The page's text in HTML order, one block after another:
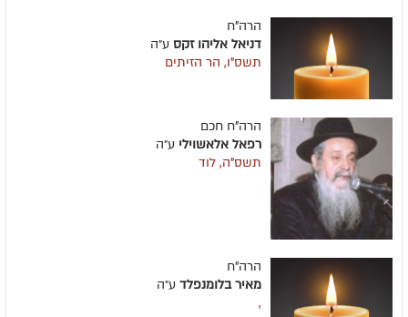
הרה"ח
דניאל אליהו זקס ע״ה
תשס"ו, הר הזיתים
הרה"ח חכם
רפאל אלאשוילי ע״ה
תשס"ה, לוד
הרה"ח
מאיר בלומנפלד ע״ה
,